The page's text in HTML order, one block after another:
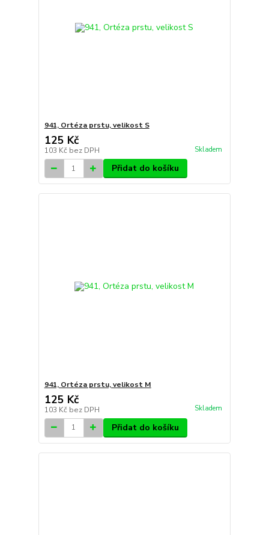
941, Ortéza prstu, velikost S
125 Kč
103 Kč bez DPH Skladem
Přidat do košíku
941, Ortéza prstu, velikost M
125 Kč
103 Kč bez DPH Skladem
Přidat do košíku